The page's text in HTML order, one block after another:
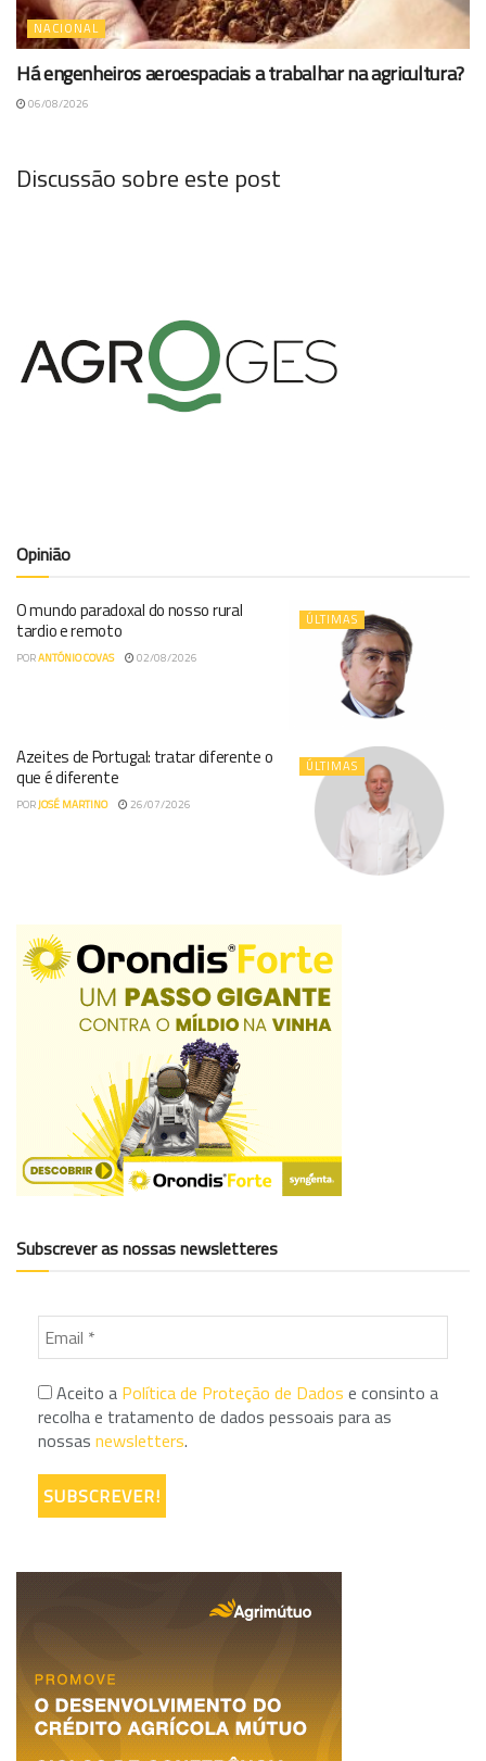
NACIONAL
Há engenheiros aeroespaciais a trabalhar na agricultura?
06/08/2026
Discussão sobre este post
Opinião
ÚLTIMAS
O mundo paradoxal do nosso rural
tardio e remoto
PORANTÓNIO COVAS 02/08/2026
ÚLTIMAS
Azeites de Portugal: tratar diferente o
que é diferente
PORJOSÉ MARTINO 26/07/2026
Subscrever as nossas newsletteres
Aceito a Política de Proteção de Dados e consinto a
recolha e tratamento de dados pessoais para as
nossas newsletters.